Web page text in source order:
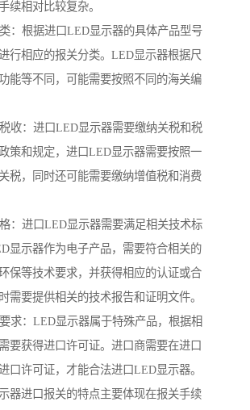
续相对比较复杂。
：根据进口LED显示器的具体产品型号
行相应的报关分类。LED显示器根据尺
能等不同，可能需要按照不同的海关编
收：进口LED显示器需要缴纳关税和税
策和规定，进口LED显示器需要按照一
税，同时还可能需要缴纳增值税和消费
：进口LED显示器需要满足相关技术标
显示器作为电子产品，需要符合相关的
保等技术要求，并获得相应的认证或合
需要提供相关的技术报告和证明文件。
求：LED显示器属于特殊产品，根据相
要获得进口许可证。进口商需要在进口
口许可证，才能合法进口LED显示器。
器进口报关的特点主要体现在报关手续